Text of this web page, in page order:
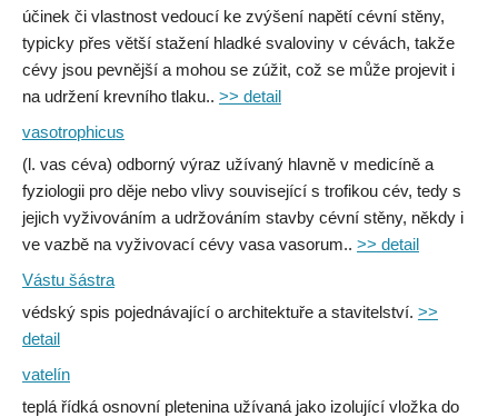
účinek či vlastnost vedoucí ke zvýšení napětí cévní stěny,
typicky přes větší stažení hladké svaloviny v cévách, takže
cévy jsou pevnější a mohou se zúžit, což se může projevit i
na udržení krevního tlaku.. >> detail
vasotrophicus
(l. vas céva) odborný výraz užívaný hlavně v medicíně a
fyziologii pro děje nebo vlivy související s trofikou cév, tedy s
jejich vyživováním a udržováním stavby cévní stěny, někdy i
ve vazbě na vyživovací cévy vasa vasorum.. >> detail
Vástu šástra
védský spis pojednávající o architektuře a stavitelství. >>
detail
vatelín
teplá řídká osnovní pletenina užívaná jako izolující vložka do